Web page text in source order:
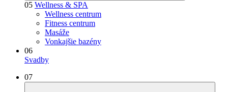
05 Wellness & SPA
Wellness centrum
Fitness centrum
Masáže
Vonkajšie bazény
06
Svadby
07